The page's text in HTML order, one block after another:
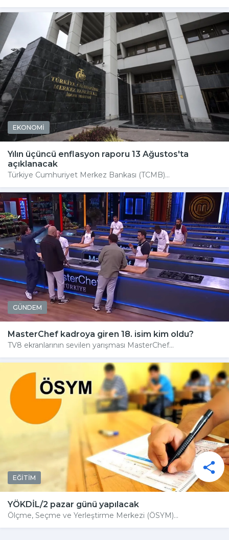
EKONOMİ
Yılın üçüncü enflasyon raporu 13 Ağustos'ta
açıklanacak
Türkiye Cumhuriyet Merkez Bankası (TCMB)...
GÜNDEM
MasterChef kadroya giren 18. isim kim oldu?
TV8 ekranlarının sevilen yarışması MasterChef...
EĞİTİM
YÖKDİL/2 pazar günü yapılacak
Ölçme, Seçme ve Yerleştirme Merkezi (ÖSYM)...